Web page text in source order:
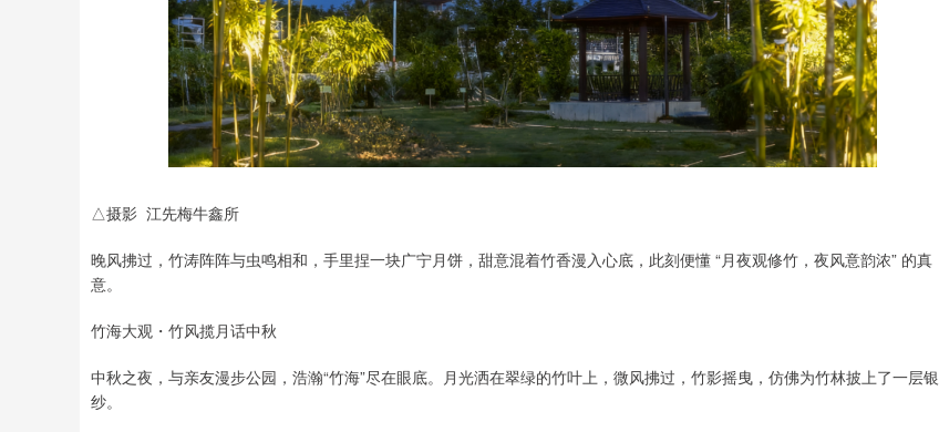
△摄影 江先梅牛鑫所
晚风拂过，竹涛阵阵与虫鸣相和，手里捏一块广宁月饼，甜意混着竹香漫入心底，此刻便懂 “月夜观修竹，夜风意韵浓” 的真
意。
竹海大观・竹风揽月话中秋
中秋之夜，与亲友漫步公园，浩瀚“竹海”尽在眼底。月光洒在翠绿的竹叶上，微风拂过，竹影摇曳，仿佛为竹林披上了一层银
纱。